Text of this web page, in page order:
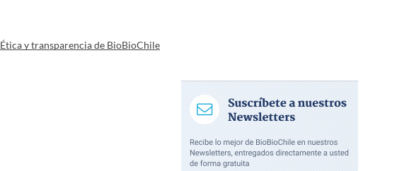
Ética y transparencia de BioBioChile